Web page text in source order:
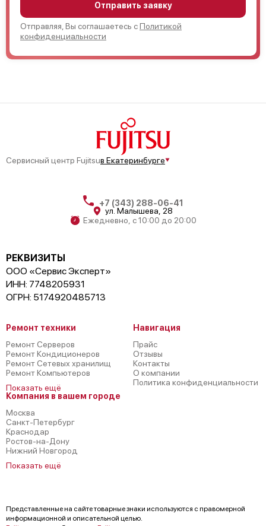
Отправить заявку
Отправляя, Вы соглашаетесь сПолитикой
конфиденциальности
Сервисный центр Fujitsuв Екатеринбурге
+7 (343) 288-06-41
ул. Малышева, 28
Ежедневно, с 10:00 до 20:00
РЕКВИЗИТЫ
ООО «Сервис Эксперт»
ИНН: 7748205931
ОГРН: 5174920485713
Ремонт техники
Ремонт Серверов
Ремонт Кондиционеров
Ремонт Сетевых хранилищ
Ремонт Компьютеров
Показать ещё
Компания в вашем городе
Москва
Санкт-Петербург
Краснодар
Ростов-на-Дону
Нижний Новгород
Показать ещё
Навигация
Прайс
Отзывы
Контакты
О компании
Политика конфиденциальности
Представленные на сайте товарные знаки используются с правомерной
информационной и описательной целью.